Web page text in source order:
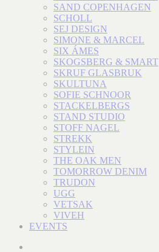
SAND COPENHAGEN
SCHOLL
SEJ DESIGN
SIMONE & MARCEL
SIX ÁMES
SKOGSBERG & SMART
SKRUF GLASBRUK
SKULTUNA
SOFIE SCHNOOR
STACKELBERGS
STAND STUDIO
STOFF NAGEL
STREKK
STYLEIN
THE OAK MEN
TOMORROW DENIM
TRUDON
UGG
VETSAK
VIVEH
EVENTS